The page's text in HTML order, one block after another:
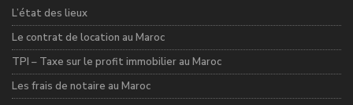
L’état des lieux
Le contrat de location au Maroc
TPI – Taxe sur le profit immobilier au Maroc
Les frais de notaire au Maroc